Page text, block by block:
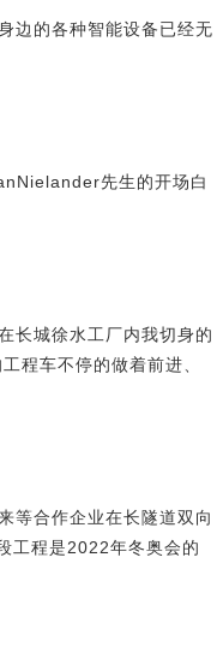
边的各种智能设备已经无
先生的开场白
长城徐水工厂内我切身的
程车不停的做着前进、
等合作企业在长隧道双向
工程是2022年冬奥会的